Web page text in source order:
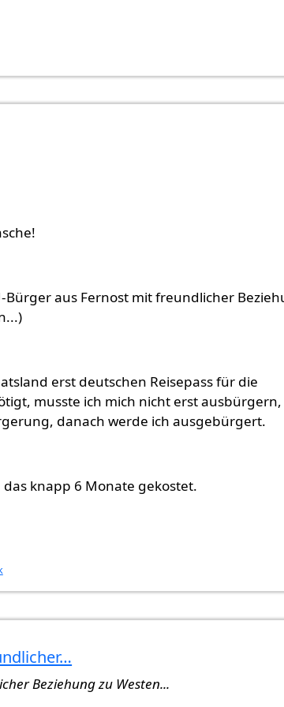
Bürger aus Fernost mit freundlicher
erst deutschen Reisepass für die
musste ich mich nicht erst ausbürgern,
danach werde ich ausgebürgert.
knapp 6 Monate gekostet.
Beziehung zu Westen...